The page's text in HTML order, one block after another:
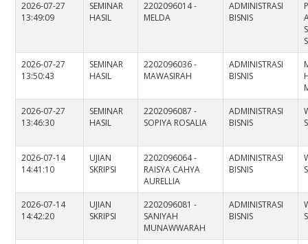
2026-07-27
13:49:09
SEMINAR
HASIL
2202096014 -
MELDA
ADMINISTRASI
BISNIS
2026-07-27
13:50:43
SEMINAR
HASIL
2202096036 -
MAWASIRAH
ADMINISTRASI
BISNIS
2026-07-27
13:46:30
SEMINAR
HASIL
2202096087 -
SOPIYA ROSALIA
ADMINISTRASI
BISNIS
2026-07-14
14:41:10
UJIAN
SKRIPSI
2202096064 -
RAISYA CAHYA
AURELLIA
ADMINISTRASI
BISNIS
2026-07-14
14:42:20
UJIAN
SKRIPSI
2202096081 -
SANIYAH
MUNAWWARAH
ADMINISTRASI
BISNIS